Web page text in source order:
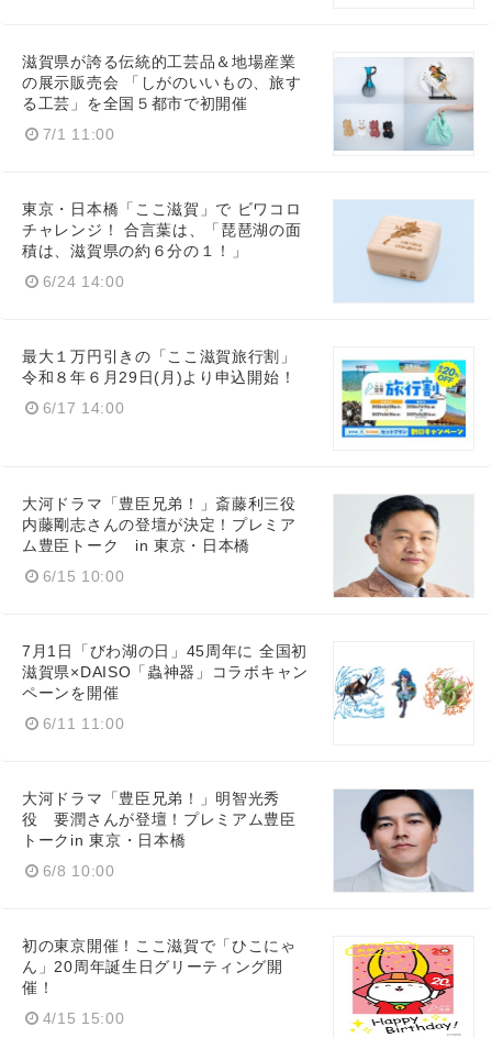
滋賀県が誇る伝統的工芸品＆地場産業
の展示販売会 「しがのいいもの、旅す
る工芸」を全国５都市で初開催
7/1 11:00
東京・日本橋「ここ滋賀」で ビワコロ
チャレンジ！ 合言葉は、「琵琶湖の面
積は、滋賀県の約６分の１！」
6/24 14:00
最大１万円引きの「ここ滋賀旅行割」
令和８年６月29日(月)より申込開始！
6/17 14:00
大河ドラマ「豊臣兄弟！」斎藤利三役
内藤剛志さんの登壇が決定！プレミア
ム豊臣トーク in 東京・日本橋
6/15 10:00
7月1日「びわ湖の日」45周年に 全国初
滋賀県×DAISO「蟲神器」コラボキャン
ペーンを開催
6/11 11:00
大河ドラマ「豊臣兄弟！」明智光秀
役 要潤さんが登壇！プレミアム豊臣
トークin 東京・日本橋
6/8 10:00
初の東京開催！ここ滋賀で「ひこにゃ
ん」20周年誕生日グリーティング開
催！
4/15 15:00